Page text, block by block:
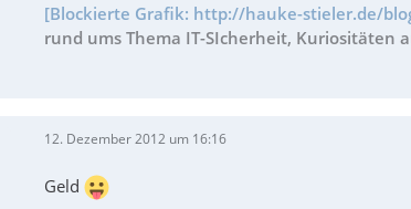
[Blockierte Grafik: http://hauke-stieler.de/
rund ums Thema IT-SIcherheit, Kuriositäten
12. Dezember 2012 um 16:16
Geld